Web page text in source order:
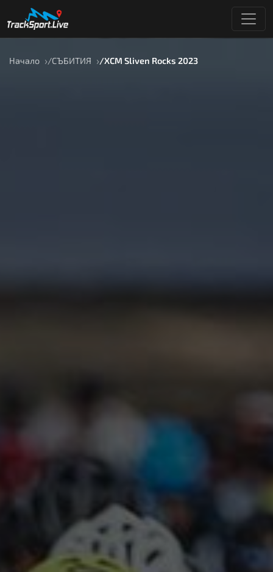
Начало СЪБИТИЯ XCM Sliven Rocks 2023